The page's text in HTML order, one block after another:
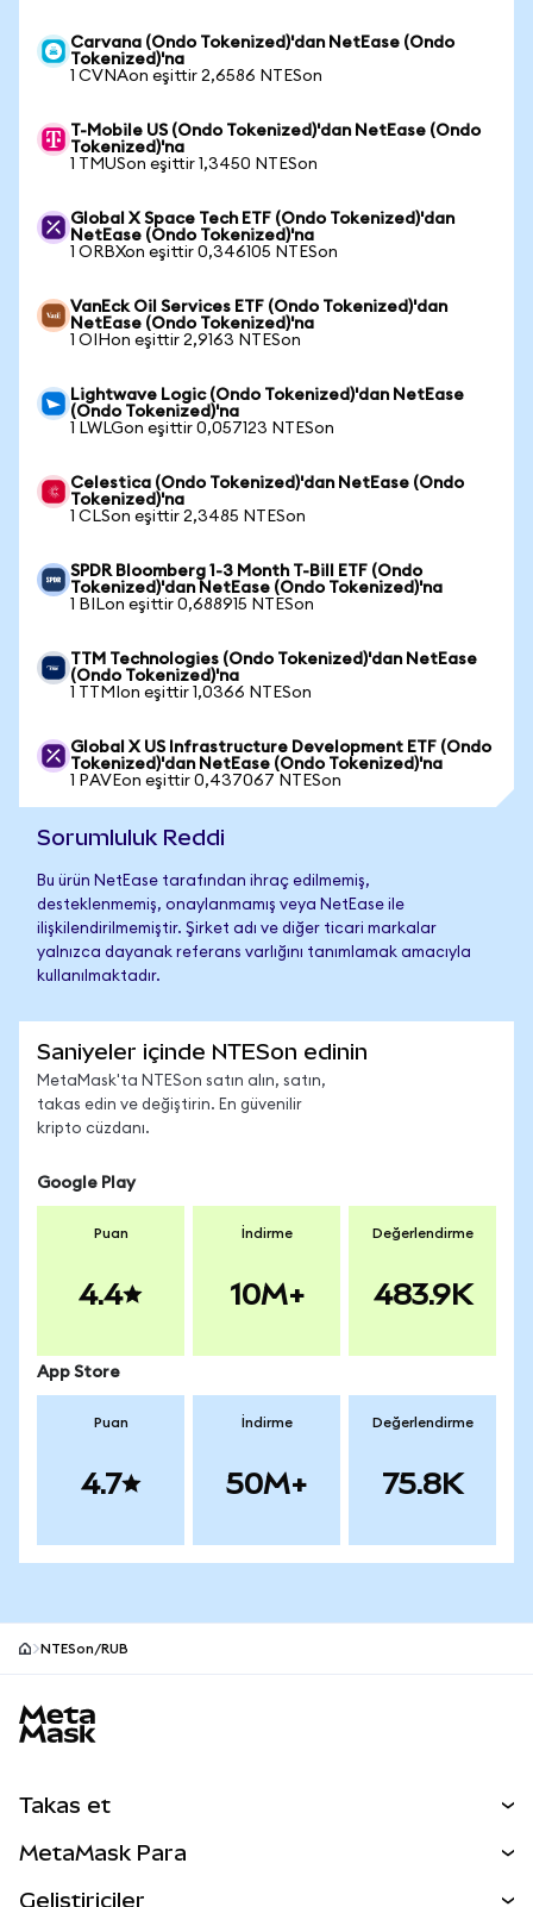
Carvana (Ondo Tokenized)'dan NetEase (Ondo
Tokenized)'na
1 CVNAon eşittir 2,6586 NTESon
T-Mobile US (Ondo Tokenized)'dan NetEase (Ondo
Tokenized)'na
1 TMUSon eşittir 1,3450 NTESon
Global X Space Tech ETF (Ondo Tokenized)'dan
NetEase (Ondo Tokenized)'na
1 ORBXon eşittir 0,346105 NTESon
VanEck Oil Services ETF (Ondo Tokenized)'dan
NetEase (Ondo Tokenized)'na
1 OIHon eşittir 2,9163 NTESon
Lightwave Logic (Ondo Tokenized)'dan NetEase
(Ondo Tokenized)'na
1 LWLGon eşittir 0,057123 NTESon
Celestica (Ondo Tokenized)'dan NetEase (Ondo
Tokenized)'na
1 CLSon eşittir 2,3485 NTESon
SPDR Bloomberg 1-3 Month T-Bill ETF (Ondo
Tokenized)'dan NetEase (Ondo Tokenized)'na
1 BILon eşittir 0,688915 NTESon
TTM Technologies (Ondo Tokenized)'dan NetEase
(Ondo Tokenized)'na
1 TTMIon eşittir 1,0366 NTESon
Global X US Infrastructure Development ETF (Ondo
Tokenized)'dan NetEase (Ondo Tokenized)'na
1 PAVEon eşittir 0,437067 NTESon
Sorumluluk Reddi
Bu ürün NetEase tarafından ihraç edilmemiş,
desteklenmemiş, onaylanmamış veya NetEase ile
ilişkilendirilmemiştir. Şirket adı ve diğer ticari markalar
yalnızca dayanak referans varlığını tanımlamak amacıyla
kullanılmaktadır.
Saniyeler içinde NTESon edinin
MetaMask'ta NTESon satın alın, satın,
takas edin ve değiştirin. En güvenilir
kripto cüzdanı.
Google Play
Puan
4.4
İndirme
10M+
Değerlendirme
483.9K
App Store
Puan
4.7
İndirme
50M+
Değerlendirme
75.8K
NTESon/RUB
Takas et
MetaMask Para
Geliştiriciler